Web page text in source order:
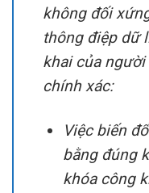
không đối
thông điệp dữ
khai của
chính xác:
Việc biến
bằng đúng
khóa công